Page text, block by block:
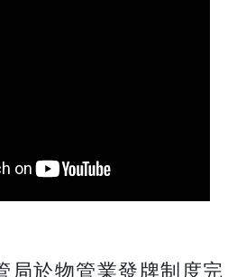
局於物管業發牌制度完